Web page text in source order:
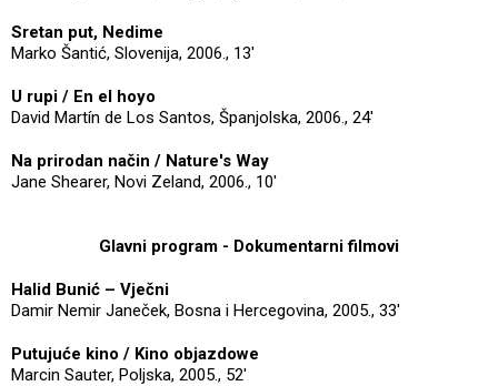
Sretan put, Nedime
Marko Šantić, Slovenija, 2006., 13'
U rupi / En el hoyo
David Martín de Los Santos, Španjolska, 2006., 24'
Na prirodan način / Nature's Way
Jane Shearer, Novi Zeland, 2006., 10'
Glavni program - Dokumentarni filmovi
Halid Bunić – Vječni
Damir Nemir Janeček, Bosna i Hercegovina, 2005., 33'
Putujuće kino / Kino objazdowe
Marcin Sauter, Poljska, 2005., 52'